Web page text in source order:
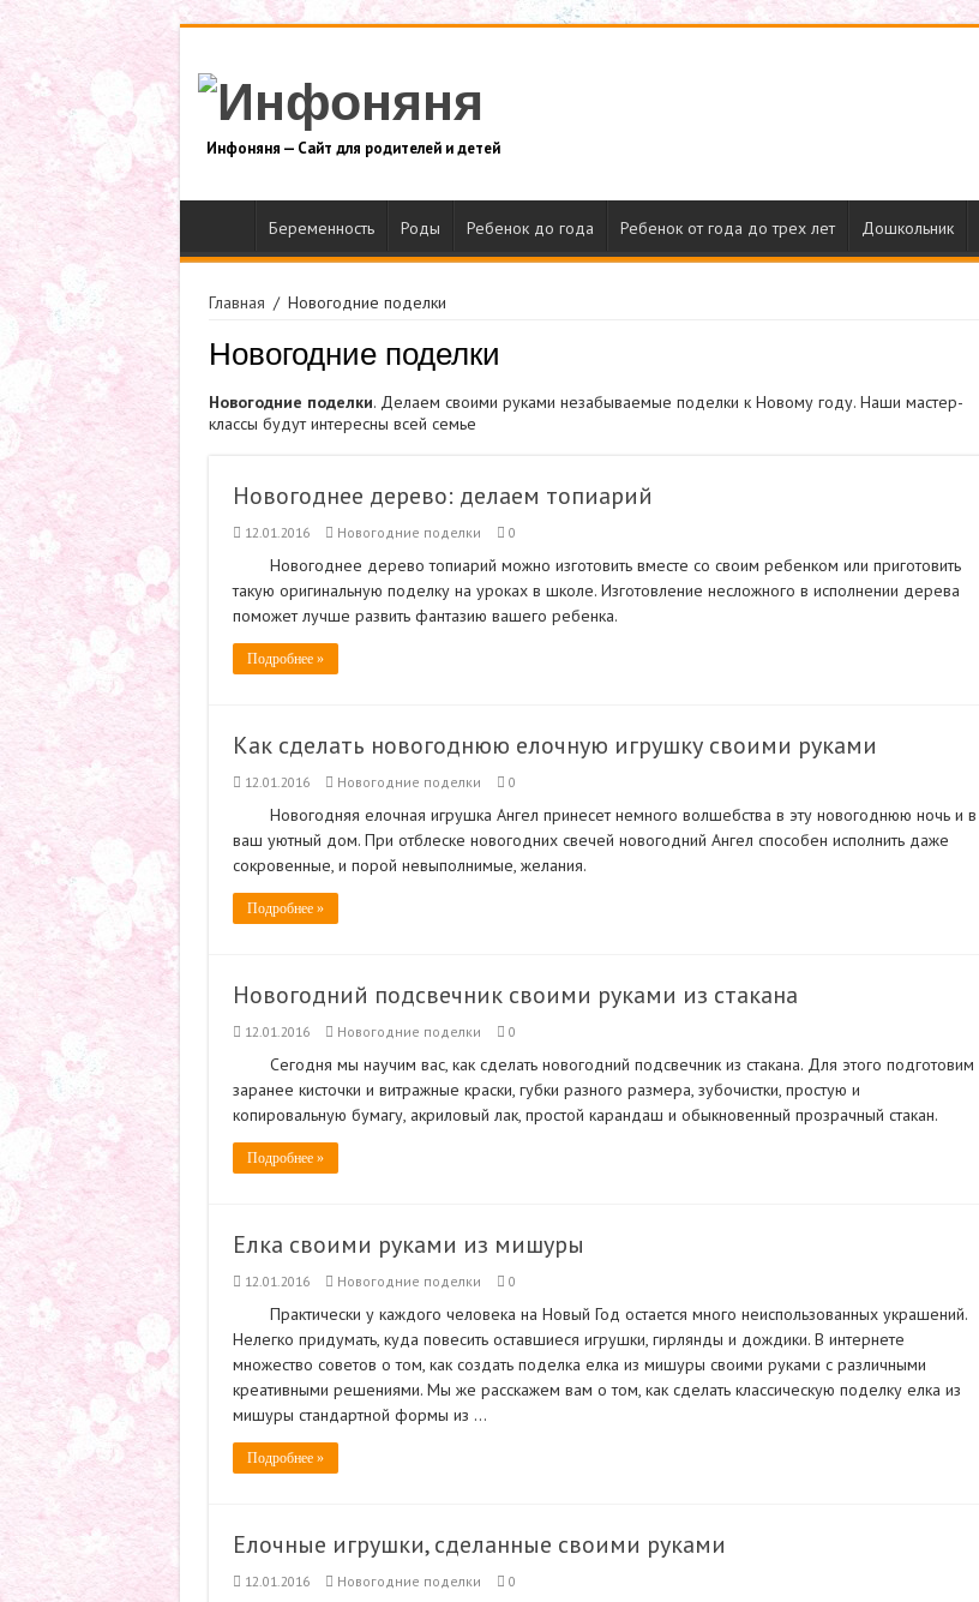
Инфоняня — Сайт для родителей и детей
Беременность Роды Ребенок до года Ребенок от года до трех лет Дошкольник
Главная / Новогодние поделки
Новогодние поделки
Новогодние поделки. Делаем своими руками незабываемые поделки к Новому году. Наши мастер-
классы будут интересны всей семье
Новогоднее дерево: делаем топиарий
12.01.2016 Новогодние поделки 0
Новогоднее дерево топиарий можно изготовить вместе со своим ребенком или приготовить
такую оригинальную поделку на уроках в школе. Изготовление несложного в исполнении дерева
поможет лучше развить фантазию вашего ребенка.
Подробнее »
Как сделать новогоднюю елочную игрушку своими руками
12.01.2016 Новогодние поделки 0
Новогодняя елочная игрушка Ангел принесет немного волшебства в эту новогоднюю ночь и в
ваш уютный дом. При отблеске новогодних свечей новогодний Ангел способен исполнить даже
сокровенные, и порой невыполнимые, желания.
Подробнее »
Новогодний подсвечник своими руками из стакана
12.01.2016 Новогодние поделки 0
Сегодня мы научим вас, как сделать новогодний подсвечник из стакана. Для этого подготовим
заранее кисточки и витражные краски, губки разного размера, зубочистки, простую и
копировальную бумагу, акриловый лак, простой карандаш и обыкновенный прозрачный стакан.
Подробнее »
Елка своими руками из мишуры
12.01.2016 Новогодние поделки 0
Практически у каждого человека на Новый Год остается много неиспользованных украшений.
Нелегко придумать, куда повесить оставшиеся игрушки, гирлянды и дождики. В интернете
множество советов о том, как создать поделка елка из мишуры своими руками с различными
креативными решениями. Мы же расскажем вам о том, как сделать классическую поделку елка из
мишуры стандартной формы из …
Подробнее »
Елочные игрушки, сделанные своими руками
12.01.2016 Новогодние поделки 0